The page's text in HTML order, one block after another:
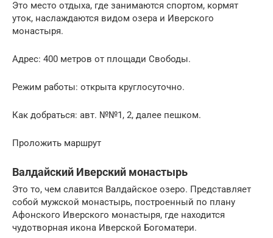
Это место отдыха, где занимаются спортом, кормят
уток, наслаждаются видом озера и Иверского
монастыря.
Адрес: 400 метров от площади Свободы.
Режим работы: открыта круглосуточно.
Как добраться: авт. №№1, 2, далее пешком.
Проложить маршрут
Валдайский Иверский монастырь
Это то, чем славится Валдайское озеро. Представляет
собой мужской монастырь, построенный по плану
Афонского Иверского монастыря, где находится
чудотворная икона Иверской Богоматери.